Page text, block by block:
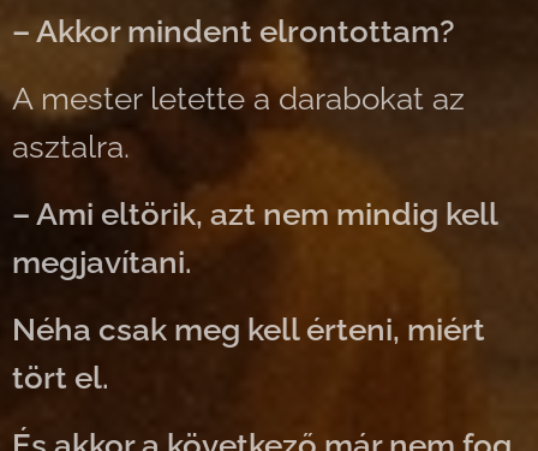
– Akkor mindent elrontottam?
A mester letette a darabokat az
asztalra.
– Ami eltörik, azt nem mindig kell
megjavítani.
Néha csak meg kell érteni, miért
tört el.